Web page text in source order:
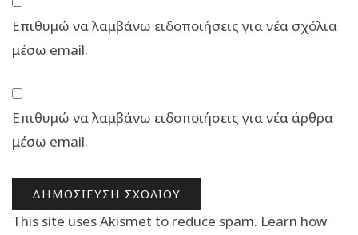
Επιθυμώ να λαμβάνω ειδοποιήσεις για νέα σχόλια
μέσω email.
Επιθυμώ να λαμβάνω ειδοποιήσεις για νέα άρθρα
μέσω email.
This site uses Akismet to reduce spam. Learn how